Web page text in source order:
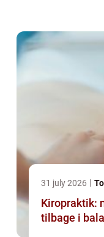
31 july 2026
Kiropraktik:
tilbage i